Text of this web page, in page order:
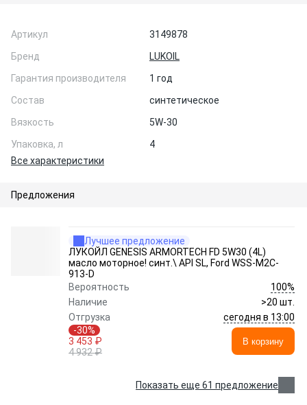
Артикул
3149878
Бренд
LUKOIL
Гарантия производителя
1 год
Состав
синтетическое
Вязкость
5W-30
Упаковка, л
4
Все характеристики
Предложения
Лучшее предложение
ЛУКОЙЛ GENESIS ARMORTECH FD 5W30 (4L)
масло моторное! синт.\ API SL, Ford WSS-M2C-
913-D
Вероятность
100%
Наличие
>20 шт.
Отгрузка
сегодня в 13:00
-30%
3 453 ₽
4 932 ₽
В корзину
Показать еще 61 предложение